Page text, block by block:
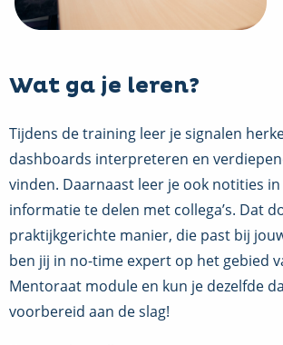
Wat ga je leren?
Tijdens de training leer je signalen
dashboards interpreteren en
vinden. Daarnaast leer je ook notities in
informatie te delen met collega’s. Dat
praktijkgerichte manier, die past bij
ben jij in no-time expert op het gebied
Mentoraat module en kun je dezelfde
voorbereid aan de slag!